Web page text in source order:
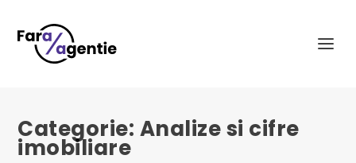
Categorie: Analize si cifre
imobiliare